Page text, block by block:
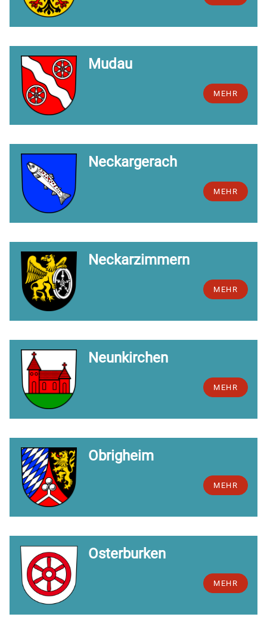
Mudau
MEHR
Neckargerach
MEHR
Neckarzimmern
MEHR
Neunkirchen
MEHR
Obrigheim
MEHR
Osterburken
MEHR